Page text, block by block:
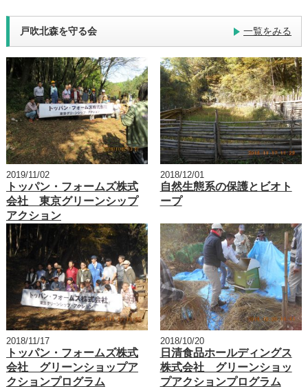
戸吹北森を守る会 一覧をみる
2019/11/02
トッパン・フォームズ株式
会社 東京グリーンシップ
アクション
2018/12/01
自然生態系の保護とビオト
ープ
2018/11/17
トッパン・フォームズ株式
会社 グリーンショップア
クションプログラム
2018/10/20
日清食品ホールディングス
株式会社 グリーンショッ
プアクションプログラム